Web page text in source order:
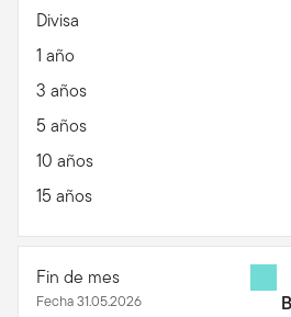
Divisa
1 año
3 años
5 años
10 años
15 años
Fin de mes
Fecha 31.05.2026